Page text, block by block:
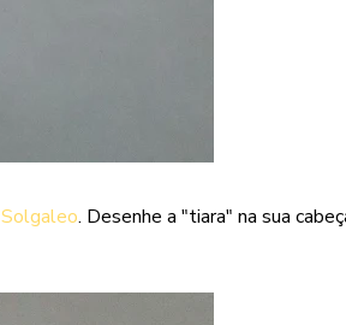
Solgaleo. Desenhe a "tiara" na sua